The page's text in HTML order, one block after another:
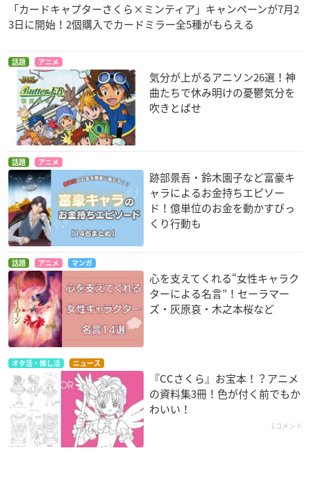
「カードキャプターさくら×ミンティア」キャンペーンが7月2
3日に開始！2個購入でカードミラー全5種がもらえる
話題 アニメ
気分が上がるアニソン26選！神
曲たちで休み明けの憂鬱気分を
吹きとばせ
話題 アニメ
跡部景吾・鈴木園子など富豪キ
ャラによるお金持ちエピソー
ド！億単位のお金を動かすびっ
くり行動も
話題 アニメ マンガ
心を支えてくれる“女性キャラク
ターによる名言”！セーラマー
ズ・灰原哀・木之本桜など
オタ活・推し活 ニュース
『CCさくら』お宝本！？アニメ
の資料集3冊！色が付く前でもか
わいい！
1コメント